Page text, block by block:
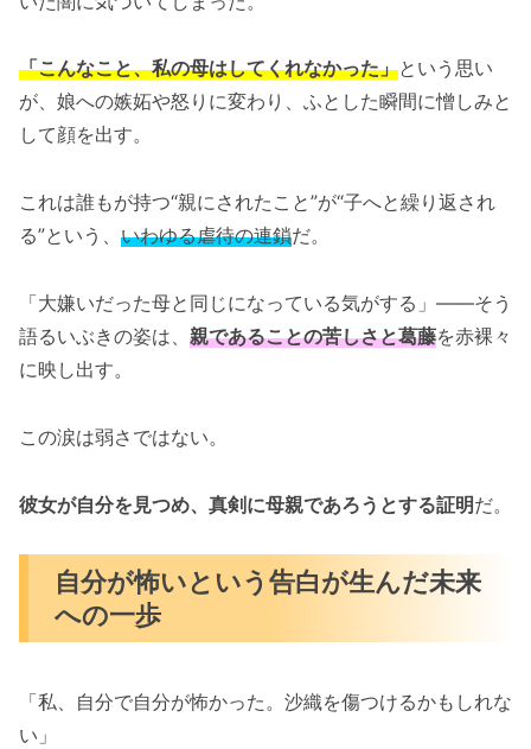
「こんなこと、私の母はしてくれなかった」という思い
が、娘への嫉妬や怒りに変わり、ふとした瞬間に憎しみと
して顔を出す。
これは誰もが持つ“親にされたこと”が“子へと繰り返され
る”という、 いわゆる虐待の連鎖だ。
「大嫌いだった母と同じになっている気がする」――そう
語るいぶきの姿は、 親であることの苦しさと葛藤を赤裸々
に映し出す。
この涙は弱さではない。
彼女が自分を見つめ、真剣に母親であろうとする証明だ。
自分が怖いという告白が生んだ未来
への一歩
「私、自分で自分が怖かった。沙織を傷つけるかもしれな
い」